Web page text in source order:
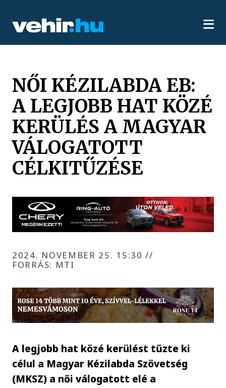
NŐI KÉZILABDA EB:
A LEGJOBB HAT KÖZÉ
KERÜLÉS A MAGYAR
VÁLOGATOTT
CÉLKITŰZÉSE
2024. NOVEMBER 25. 15:30//
FORRÁS: MTI
A legjobb hat közé kerülést tűzte ki
célul a Magyar Kézilabda Szövetség
(MKSZ) a női válogatott elé a